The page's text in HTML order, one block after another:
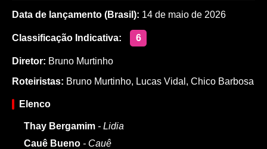
Data de lançamento (Brasil): 14 de maio de 2026
Classificação Indicativa: 6
Diretor: Bruno Murtinho
Roteiristas: Bruno Murtinho, Lucas Vidal , Chico Barbosa
Elenco
Thay Bergamim - Lidia
Cauê Bueno - Cauê